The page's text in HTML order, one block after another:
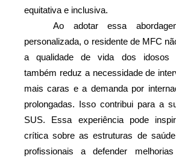
equitativa e inclusiva.
Ao adotar essa
personalizada, o residente de MFC
a qualidade de vida dos idosos
também reduz a necessidade de
mais caras e a demanda por
prolongadas. Isso contribui para a
SUS. Essa experiência pode
crítica sobre as estruturas de
profissionais a defender